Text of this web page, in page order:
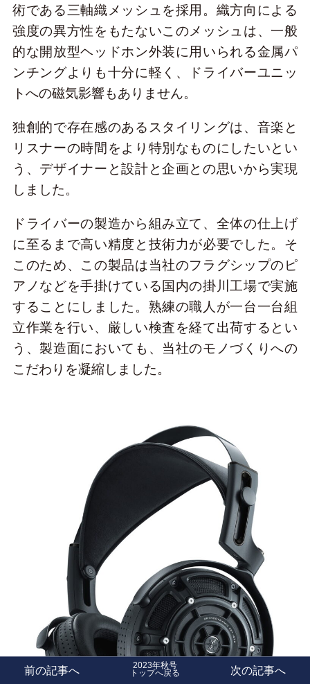
術である三軸織メッシュを採用。織方向による
強度の異方性をもたないこのメッシュは、一般
的な開放型ヘッドホン外装に用いられる金属パ
ンチングよりも十分に軽く、ドライバーユニッ
トへの磁気影響もありません。
独創的で存在感のあるスタイリングは、音楽と
リスナーの時間をより特別なものにしたいとい
う、デザイナーと設計と企画との思いから実現
しました。
ドライバーの製造から組み立て、全体の仕上げ
に至るまで高い精度と技術力が必要でした。そ
このため、この製品は当社のフラグシップのピ
アノなどを手掛けている国内の掛川工場で実施
することにしました。熟練の職人が一台一台組
立作業を行い、厳しい検査を経て出荷するとい
う、製造面においても、当社のモノづくりへの
こだわりを凝縮しました。
前の記事へ 2023年秋号
トップへ戻る 次の記事へ